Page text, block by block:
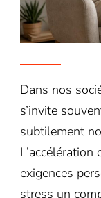
Dans nos
s’invite
subtilement
exigences
stress un